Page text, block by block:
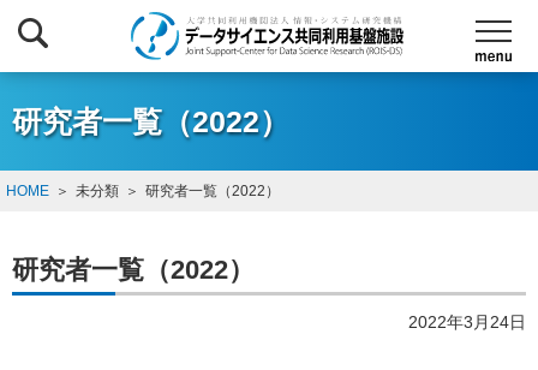
研究者一覧（2022）
HOME 未分類 研究者一覧（2022）
研究者一覧（2022）
2022年3月24日